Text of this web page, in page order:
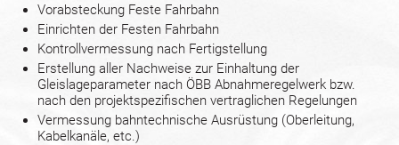
Vorabsteckung Feste Fahrbahn
Einrichten der Festen Fahrbahn
Kontrollvermessung nach Fertigstellung
Erstellung aller Nachweise zur Einhaltung der
Gleislageparameter nach ÖBB Abnahmeregelwerk bzw.
nach den projektspezifischen vertraglichen Regelungen
Vermessung bahntechnische Ausrüstung (Oberleitung,
Kabelkanäle, etc.)